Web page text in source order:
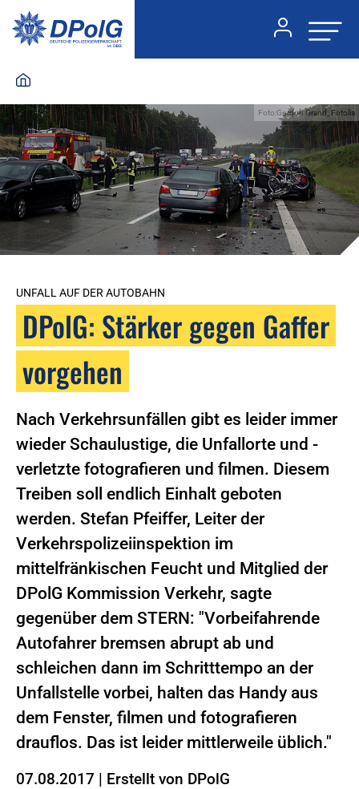
Foto:Gordon Grand_Fotolia
UNFALL AUF DER AUTOBAHN
DPolG: Stärker gegen Gaffer
vorgehen
Nach Verkehrsunfällen gibt es leider immer
wieder Schaulustige, die Unfallorte und -
verletzte fotografieren und filmen. Diesem
Treiben soll endlich Einhalt geboten
werden. Stefan Pfeiffer, Leiter der
Verkehrspolizeiinspektion im
mittelfränkischen Feucht und Mitglied der
DPolG Kommission Verkehr, sagte
gegenüber dem STERN: "Vorbeifahrende
Autofahrer bremsen abrupt ab und
schleichen dann im Schritttempo an der
Unfallstelle vorbei, halten das Handy aus
dem Fenster, filmen und fotografieren
drauflos. Das ist leider mittlerweile üblich."
07.08.2017 | Erstellt von DPolG